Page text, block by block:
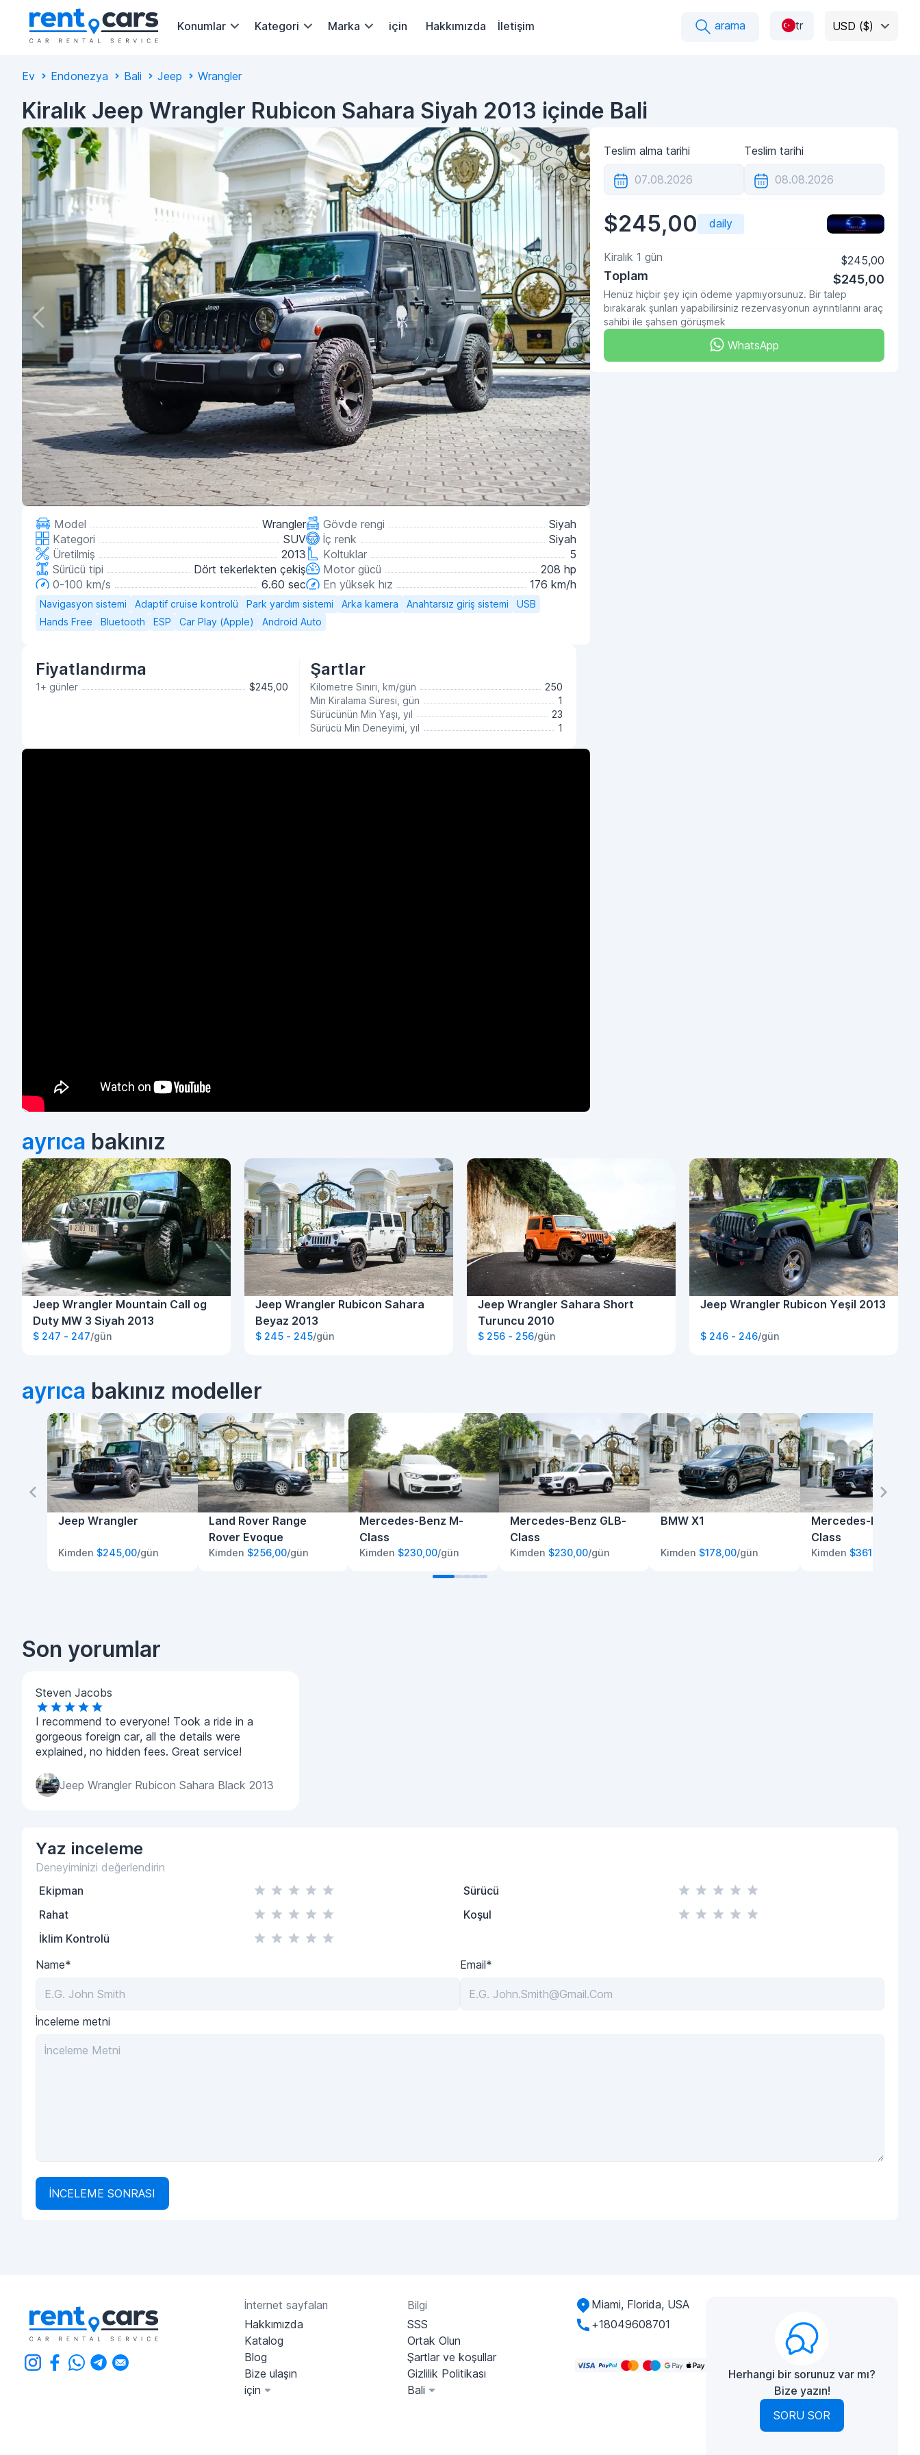
Konumlar Kategori Marka için Hakkımızda İletişim arama tr USD ($)
Ev Endonezya Bali Jeep Wrangler
Kiralık Jeep Wrangler Rubicon Sahara Siyah 2013 içinde Bali
Model
Wrangler
Kategori
SUV
Üretilmiş
2013
Sürücü tipi
Dört tekerlekten çekiş
0-100 km/s
6.60 sec
Gövde rengi
Siyah
İç renk
Siyah
Koltuklar
5
Motor gücü
208 hp
En yüksek hız
176 km/h
Navigasyon sistemi Adaptif cruise kontrolü Park yardım sistemi Arka kamera Anahtarsız giriş sistemi
USB
Hands Free
Bluetooth ESP Car Play (Apple) Android Auto
Fiyatlandırma
1+ günler $245,00
Şartlar
Kilometre Sınırı, km/gün
250
Min Kiralama Süresi, gün
1
Sürücünün Min Yaşı, yıl
23
Sürücü Min Deneyimi, yıl
1
Teslim alma tarihi Teslim tarihi
$245,00 daily
Kiralık 1 gün $245,00
Toplam $245,00
Henüz hiçbir şey için ödeme yapmıyorsunuz. Bir talep
bırakarak şunları yapabilirsiniz rezervasyonun ayrıntılarını araç
sahibi ile şahsen görüşmek
WhatsApp
ayrıca bakınız
Jeep Wrangler Mountain Call og
Duty MW 3 Siyah 2013
$ 247 - 247/gün
Jeep Wrangler Rubicon Sahara
Beyaz 2013
$ 245 - 245/gün
Jeep Wrangler Sahara Short
Turuncu 2010
$ 256 - 256/gün
Jeep Wrangler Rubicon Yeşil 2013
$ 246 - 246/gün
ayrıca bakınız modeller
Jeep Wrangler
Kimden $245,00/gün
Land Rover Range
Rover Evoque
Kimden $256,00/gün
Mercedes-Benz M-
Class
Kimden $230,00/gün
Mercedes-Benz GLB-
Class
Kimden $230,00/gün
BMW X1
Kimden $178,00/gün
Mercedes-Benz
Class
Kimden $361,00
Son yorumlar
Steven Jacobs
I recommend to everyone! Took a ride in a
gorgeous foreign car, all the details were
explained, no hidden fees. Great service!
Jeep Wrangler Rubicon Sahara Black 2013
Yaz inceleme
Deneyiminizi değerlendirin
Ekipman
Rahat
İklim Kontrolü
Sürücü
Koşul
Name* Email*
İnceleme metni
İNCELEME SONRASI
İnternet sayfaları
Hakkımızda
Katalog
Blog
Bize ulaşın
için
Bilgi
SSS
Ortak Olun
Şartlar ve koşullar
Gizlilik Politikası
Bali
Miami, Florida, USA
+18049608701
Herhangi bir sorunuz var mı?
Bize yazın!
SORU SOR